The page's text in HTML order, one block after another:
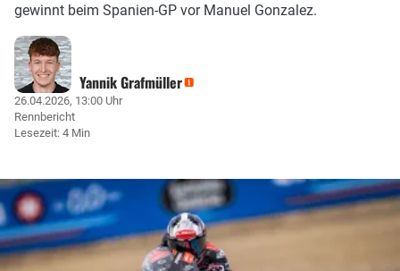
gewinnt beim Spanien-GP vor Manuel Gonzalez.
Yannik Grafmüller
26.04.2026, 13:00 Uhr
Rennbericht
Lesezeit: 4 Min